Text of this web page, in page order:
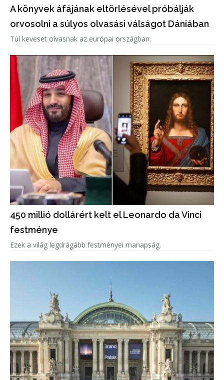
A könyvek áfájának eltörlésével próbálják
orvosolni a súlyos olvasási válságot Dániában
Túl keveset olvasnak az európai országban.
450 millió dollárért kelt el Leonardo da Vinci
festménye
Ezek a világ legdrágább festményei manapság.